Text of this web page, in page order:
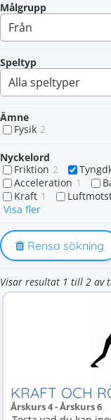
Målgrupp
Speltyp
Ämne
Fysik 2
Nyckelord
Friktion 2
Acceleration 1
Kraft 1
Visa fler
Rensa sökning
Visar resultat 1 till 2 av
KRAFT OCH
Årskurs 4 - Årskurs 6